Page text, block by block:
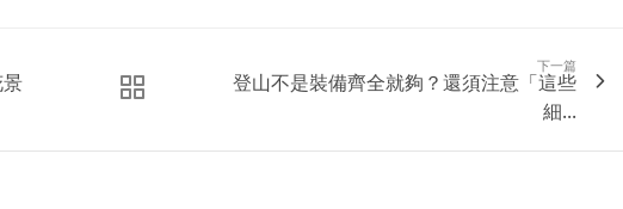
下一篇
登山不是裝備齊全就夠？還須注意「這些
細...